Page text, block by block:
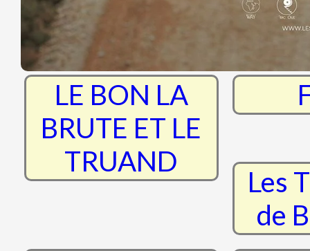
La Chaleur
LE BON LA
BRUTE ET LE
TRUAND
Les
de